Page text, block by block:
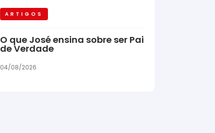
ARTIGOS
O que José ensina sobre ser Pai
de Verdade
04/08/2026